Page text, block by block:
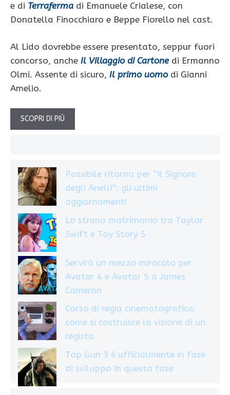
e di Terraferma di Emanuele Crialese, con
Donatella Finocchiaro e Beppe Fiorello nel cast.
Al Lido dovrebbe essere presentato, seppur fuori
concorso, anche Il Villaggio di Cartonedi Ermanno
Olmi. Assente di sicuro, Il primo uomodi Gianni
Amelio.
SCOPRI DI PIÙ
Possibile ritorno per “Il Signore
degli Anelli”: gli ultimi
aggiornamenti
Lo strano matrimonio tra Taylor
Swift e Toy Story 5
Servirà un mezzo miracolo per
Avatar 4 e Avatar 5 a James
Cameron
Corso di regia cinematografica:
come si costruisce la visione di un
regista
Top Gun 3 è ufficialmente in fase
di sviluppo in questa fase